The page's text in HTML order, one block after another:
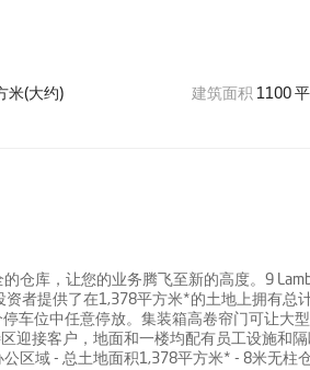
米(大约) 建筑面积 1100
仓库，让您的业务腾飞至新的高度。9
者提供了在1,378平方米*的土地上拥有总
车位中任意停放。集装箱高卷帘门可让大
迎接客户，地面和一楼均配有员工设施和
区域 - 总土地面积1,378平方米* - 8米无柱